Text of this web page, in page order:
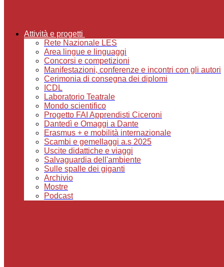
Attività e progetti
Rete Nazionale LES
Area lingue e linguaggi
Concorsi e competizioni
Manifestazioni, conferenze e incontri con gli autori
Cerimonia di consegna dei diplomi
ICDL
Laboratorio Teatrale
Mondo scientifico
Progetto FAI Apprendisti Ciceroni
Dantedì e Omaggi a Dante
Erasmus + e mobilità internazionale
Scambi e gemellaggi a.s 2025
Uscite didattiche e viaggi
Salvaguardia dell'ambiente
Sulle spalle dei giganti
Archivio
Mostre
Podcast